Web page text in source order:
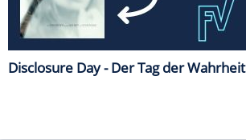
Disclosure Day - Der Tag der Wahrheit